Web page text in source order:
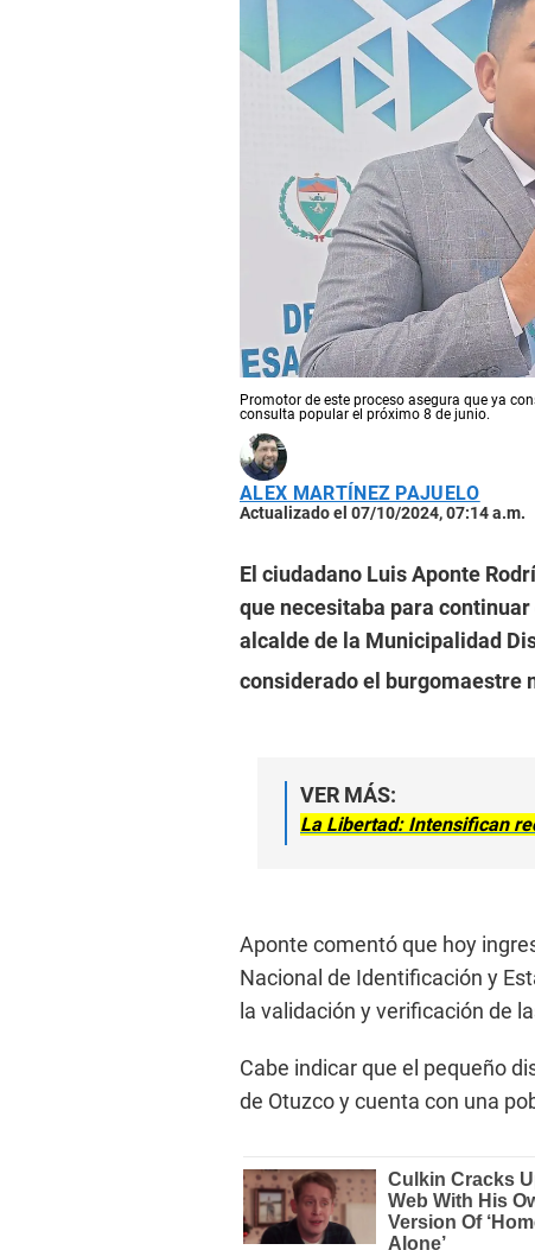
Promotor de este proceso asegura que ya
consulta popular el próximo 8 de junio.
ALEX MARTÍNEZ PAJUELO
Actualizado el 07/10/2024, 07:14 a.m.
El ciudadano Luis Aponte
que necesitaba para
alcalde de la Municipalidad
considerado el burgomaestre
VER MÁS:
La Libertad: Intensifican
Aponte comentó que hoy
Nacional de Identificación y
la validación y verificación de
Cabe indicar que el pequeño
de Otuzco y cuenta con una